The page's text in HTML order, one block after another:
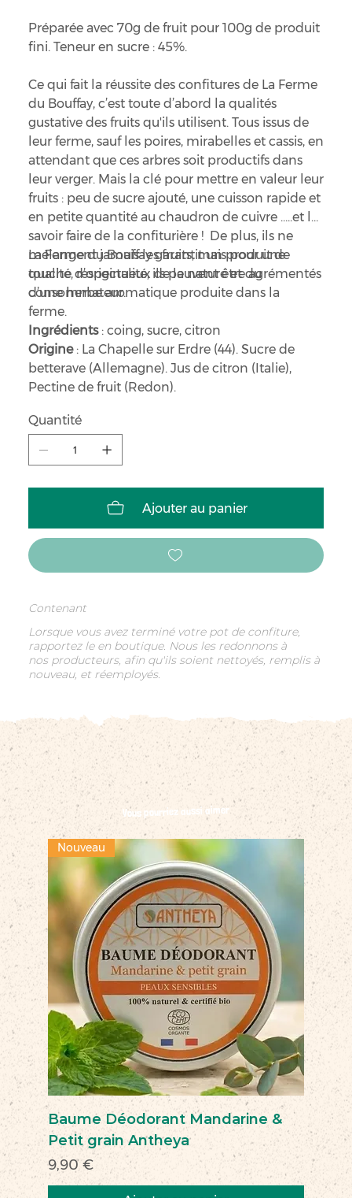
Préparée avec 70g de fruit pour 100g de produit
fini. Teneur en sucre : 45%.
Ce qui fait la réussite des confitures de La Ferme
du Bouffay, c’est toute d’abord la qualités
gustative des fruits qu'ils utilisent. Tous issus de
leur ferme, sauf les poires, mirabelles et cassis, en
attendant que ces arbres soit productifs dans
leur verger. Mais la clé pour mettre en valeur leur
fruits : peu de sucre ajouté, une cuisson rapide et
en petite quantité au chaudron de cuivre …..et le
savoir faire de la confiturière ! De plus, ils ne
mélangent jamais les fruits, mais pour une
touche d’originalité, ils peuvent être agrémentés
d’une herbe aromatique produite dans la
ferme.
La Ferme du Bouffay garantit un produit de
qualité, respectueux de la nature et du
consommateur.
Ingrédients : coing, sucre, citron
Origine: La Chapelle sur Erdre (44). Sucre de
betterave (Allemagne). Jus de citron (Italie),
Pectine de fruit (Redon).
Quantité
Ajouter au panier
Contenant
Lorsque vous avez terminé votre pot de confiture,
rapportez le en boutique. Nous les redonnons à
nos producteurs, afin qu'ils soient nettoyés, remplis à
nouveau, et réemployés.
Vous pourriez aussi aimer
Nouveau
Baume Déodorant Mandarine &
Petit grain Antheya
Prix
9,90 €